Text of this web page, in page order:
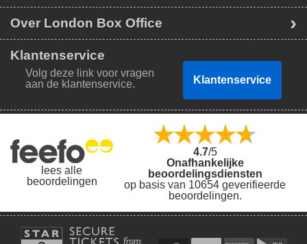
Over London Box Office
Klantenservice
Volg deze link voor vragen
aan de klantenservice.
Klantenservice
lees alle
beoordelingen
4.7/5
Onafhankelijke
beoordelingsdiensten
op basis van 10654 geverifieerde
beoordelingen.